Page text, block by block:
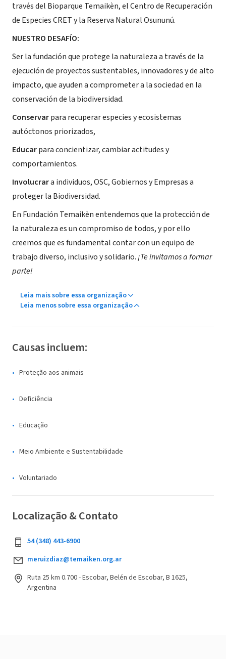
través del Bioparque Temaikèn, el Centro de Recuperación
de Especies CRET y la Reserva Natural Osununú.
NUESTRO DESAFÍO:
Ser la fundación que protege la naturaleza a través de la
ejecución de proyectos sustentables, innovadores y de alto
impacto, que ayuden a comprometer a la sociedad en la
conservación de la biodiversidad.
Conservarpara recuperar especies y ecosistemas
autóctonos priorizados,
Educarpara concientizar, cambiar actitudes y
comportamientos.
Involucrara individuos, OSC, Gobiernos y Empresas a
proteger la Biodiversidad.
En Fundación Temaikèn entendemos que la protección de
la naturaleza es un compromiso de todos, y por ello
creemos que es fundamental contar con un equipo de
trabajo diverso, inclusivo y solidario.¡Te invitamos a formar
parte!
Leia mais sobre essa organização
Leia menos sobre essa organização
Causas incluem:
Proteção aos animais
Deficiência
Educação
Meio Ambiente e Sustentabilidade
Voluntariado
Localização & Contato
54 (348) 443-6900
meruizdiaz@temaiken.org.ar
Ruta 25 km 0.700 - Escobar, Belén de Escobar, B 1625,
Argentina